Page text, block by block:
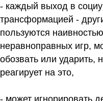
- каждый выход в
трансформацией -
пользуются
неравноправных игр,
обозвать или ударить,
реагирует на это,
- может игнорировать